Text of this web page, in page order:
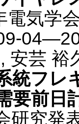
電気学
04—
安芸 裕
統フレ
要前日
研究発